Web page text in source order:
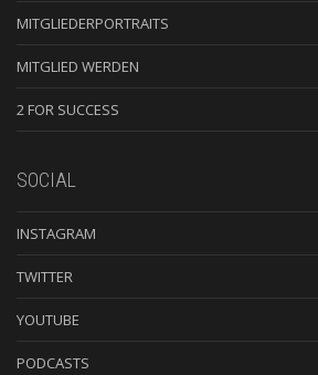
MITGLIEDERPORTRAITS
MITGLIED WERDEN
2 FOR SUCCESS
SOCIAL
INSTAGRAM
TWITTER
YOUTUBE
PODCASTS